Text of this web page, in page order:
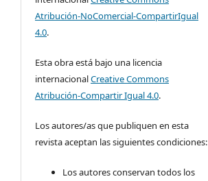
Atribución-NoComercial-CompartirIgual
4.0.
Esta obra está bajo una licencia
internacionalCreative Commons
Atribución-Compartir Igual 4.0.
Los autores/as que publiquen en esta
revista aceptan las siguientes condiciones:
Los autores conservan todos los